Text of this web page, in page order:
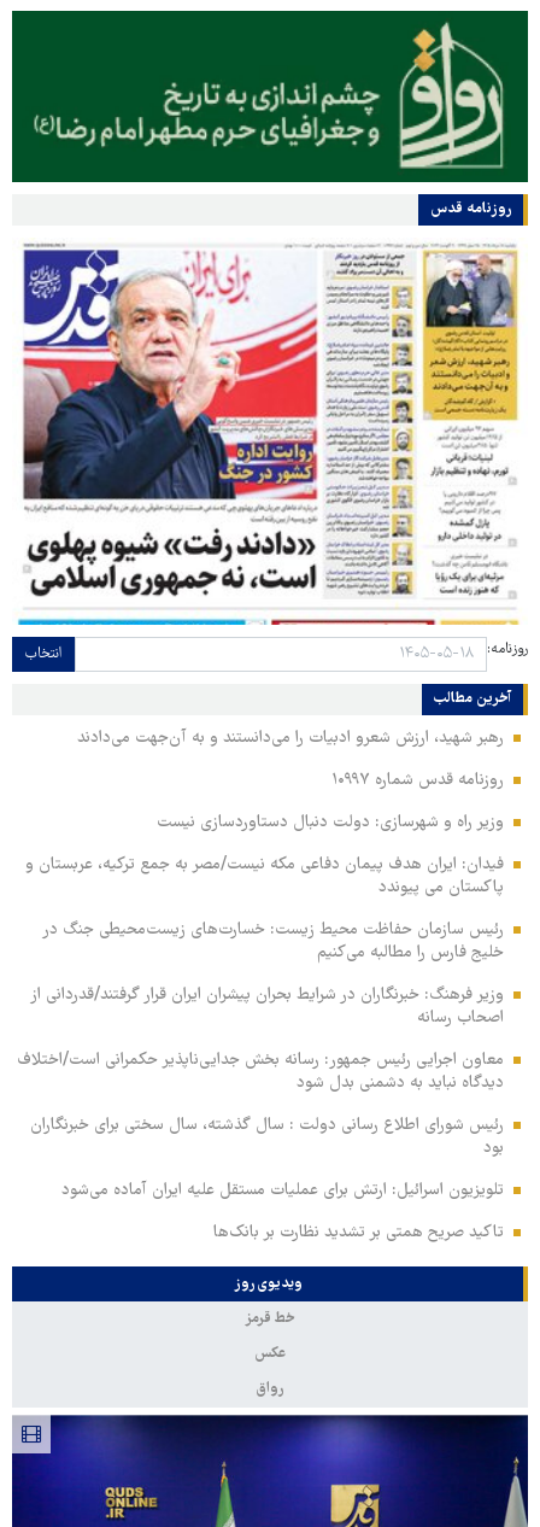
روزنامه قدس
روزنامه: انتخاب
آخرین مطالب
رهبر شهید، ارزش شعرو ادبیات را می‌دانستند و به آن‌جهت می‌دادند
روزنامه قدس شماره ۱۰۹۹۷
وزیر راه و شهرسازی: دولت دنبال دستاوردسازی نیست
فیدان: ایران هدف پیمان دفاعی مکه نیست/مصر به جمع ترکیه، عربستان و
پاکستان می پیوندد
رئیس سازمان حفاظت محیط زیست: خسارت‌های زیست‌محیطی جنگ در
خلیج فارس را مطالبه‌ می‌کنیم
وزیر فرهنگ: خبرنگاران در شرایط بحران پیشران ایران قرار گرفتند/قدردانی از
اصحاب رسانه
معاون اجرایی رئیس جمهور: رسانه بخش جدایی‌ناپذیر حکمرانی است/اختلاف
دیدگاه نباید به دشمنی بدل شود
رئیس شورای اطلاع رسانی دولت : سال گذشته، سال سختی برای خبرنگاران
بود
تلویزیون اسرائیل: ارتش برای عملیات مستقل علیه ایران آماده می‌شود
تاکید صریح همتی بر تشدید نظارت بر بانک‌ها
ویدیوی روز
خط قرمز
عکس
رواق